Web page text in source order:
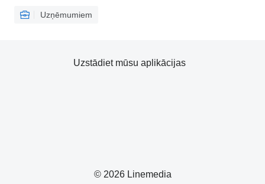
Uzņēmumiem
© 2026 Linemedia
Uzstādiet mūsu aplikācijas